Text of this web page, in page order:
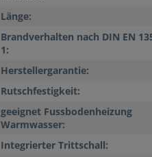
Länge:
Brandverhalten nach DIN EN
1:
Herstellergarantie:
Rutschfestigkeit:
geeignet Fussbodenheizung
Warmwasser:
Integrierter Trittschall: